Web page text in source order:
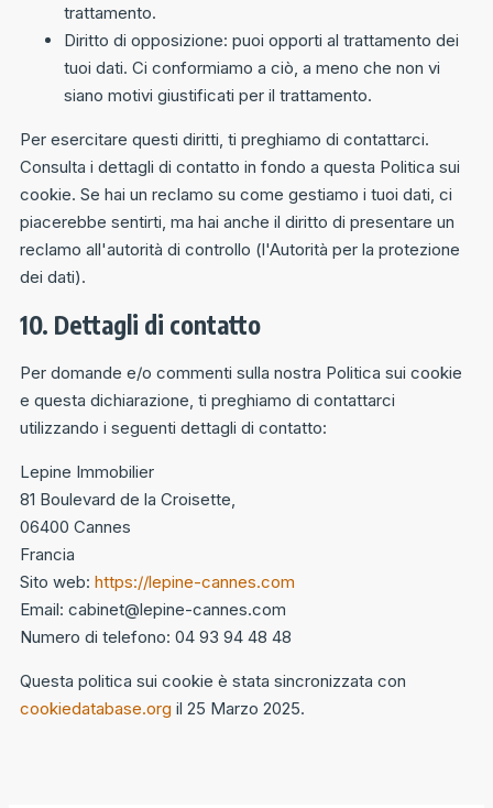
trattamento.
Diritto di opposizione: puoi opporti al trattamento dei
tuoi dati. Ci conformiamo a ciò, a meno che non vi
siano motivi giustificati per il trattamento.
Per esercitare questi diritti, ti preghiamo di contattarci.
Consulta i dettagli di contatto in fondo a questa Politica sui
cookie. Se hai un reclamo su come gestiamo i tuoi dati, ci
piacerebbe sentirti, ma hai anche il diritto di presentare un
reclamo all'autorità di controllo (l'Autorità per la protezione
dei dati).
10. Dettagli di contatto
Per domande e/o commenti sulla nostra Politica sui cookie
e questa dichiarazione, ti preghiamo di contattarci
utilizzando i seguenti dettagli di contatto:
Lepine Immobilier
81 Boulevard de la Croisette,
06400 Cannes
Francia
Sito web: https://lepine-cannes.com
Email: cabinet@lepine-cannes.com
Numero di telefono: 04 93 94 48 48
Questa politica sui cookie è stata sincronizzata con
cookiedatabase.org il 25 Marzo 2025.